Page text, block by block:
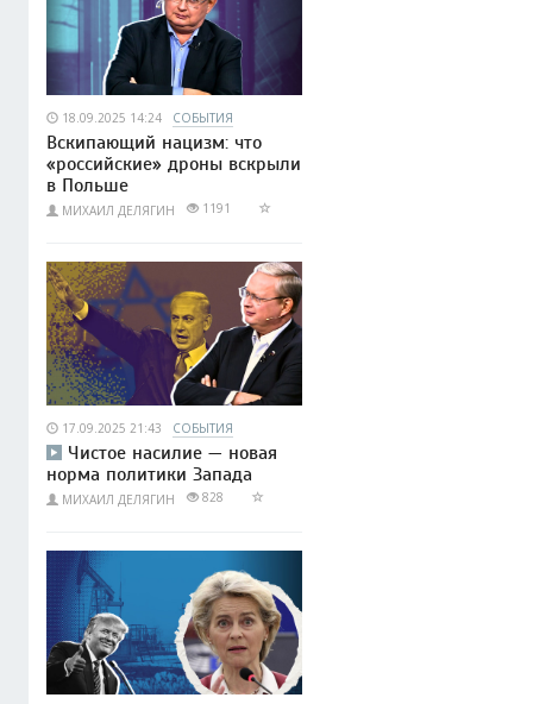
18.09.2025 14:24 СОБЫТИЯ
Вскипающий нацизм: что
«российские» дроны вскрыли
в Польше
МИХАИЛ ДЕЛЯГИН 1191
17.09.2025 21:43 СОБЫТИЯ
Чистое насилие — новая
норма политики Запада
МИХАИЛ ДЕЛЯГИН 828